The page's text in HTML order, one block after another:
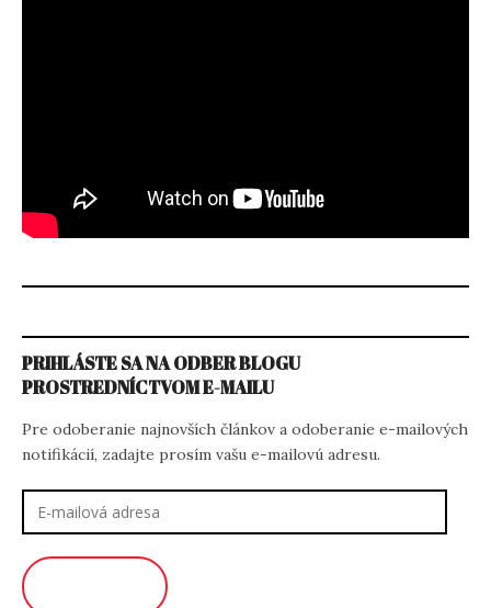
PRIHLÁSTE SA NA ODBER BLOGU
PROSTREDNÍCTVOM E-MAILU
Pre odoberanie najnovších článkov a odoberanie e-mailových
notifikácií, zadajte prosím vašu e-mailovú adresu.
adresa